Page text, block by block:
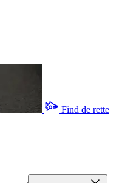
Find de rette